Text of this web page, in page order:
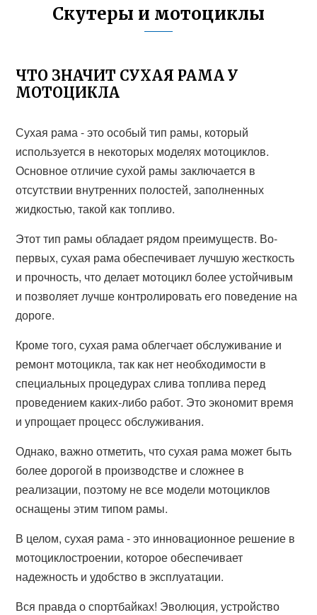
Скутеры и мотоциклы
ЧТО ЗНАЧИТ СУХАЯ РАМА У
МОТОЦИКЛА
Сухая рама - это особый тип рамы, который
используется в некоторых моделях мотоциклов.
Основное отличие сухой рамы заключается в
отсутствии внутренних полостей, заполненных
жидкостью, такой как топливо.
Этот тип рамы обладает рядом преимуществ. Во-
первых, сухая рама обеспечивает лучшую жесткость
и прочность, что делает мотоцикл более устойчивым
и позволяет лучше контролировать его поведение на
дороге.
Кроме того, сухая рама облегчает обслуживание и
ремонт мотоцикла, так как нет необходимости в
специальных процедурах слива топлива перед
проведением каких-либо работ. Это экономит время
и упрощает процесс обслуживания.
Однако, важно отметить, что сухая рама может быть
более дорогой в производстве и сложнее в
реализации, поэтому не все модели мотоциклов
оснащены этим типом рамы.
В целом, сухая рама - это инновационное решение в
мотоциклостроении, которое обеспечивает
надежность и удобство в эксплуатации.
Вся правда о спортбайках! Эволюция, устройство